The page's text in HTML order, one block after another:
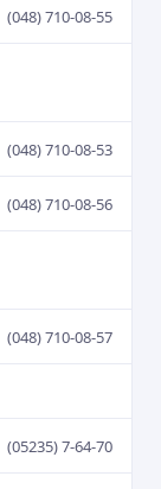
(048) 710-08-55
(048) 710-08-53
(048) 710-08-56
(048) 710-08-57
(05235) 7-64-70